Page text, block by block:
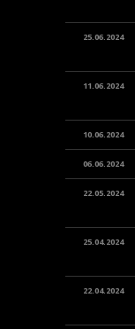
25.06.2024
11.06.2024
10.06.2024
06.06.2024
22.05.2024
25.04.2024
22.04.2024